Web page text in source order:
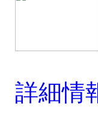
詳細情